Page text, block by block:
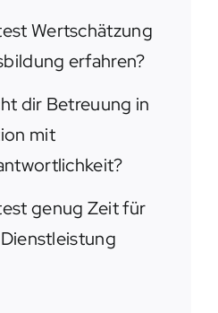
Wertschätzung
erfahren?
dir Betreuung in
mit
genug Zeit für